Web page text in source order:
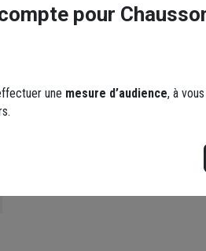
Fiche produit -
pour
une mesure d’audience, à